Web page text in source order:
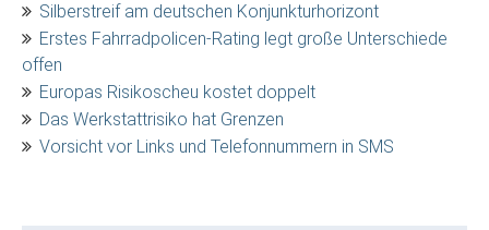
Silberstreif am deutschen Konjunkturhorizont
Erstes Fahrradpolicen-Rating legt große Unterschiede
offen
Europas Risikoscheu kostet doppelt
Das Werkstattrisiko hat Grenzen
Vorsicht vor Links und Telefonnummern in SMS